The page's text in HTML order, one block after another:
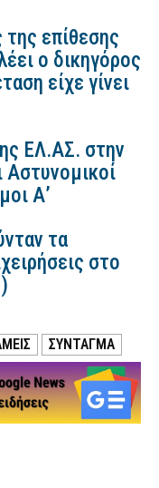
επίθεσης
ο δικηγόρος
είχε γίνει
ΕΛ.ΑΣ. στην
Αστυνομικοί
Α’
τα
στο
ΣΥΝΤΑΓΜΑ